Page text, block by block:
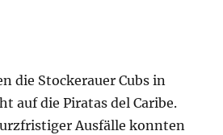
die Stockerauer Cubs in
auf die Piratas del Caribe.
Ausfälle konnten